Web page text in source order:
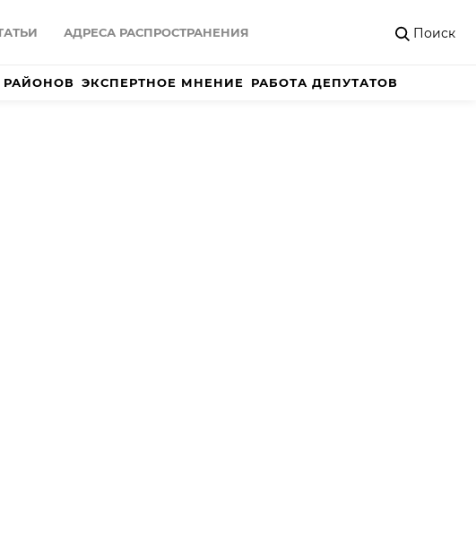
АДРЕСА РАСПРОСТРАНЕНИЯ Поиск
РАЙОНОВ ЭКСПЕРТНОЕ МНЕНИЕ РАБОТА ДЕПУТАТОВ